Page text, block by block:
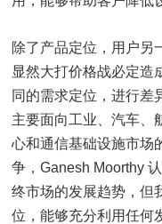
除了产品定位，用户另
显然大打价格战必定造
同的需求定位，进行差
主要面向工业、汽车、
心和通信基础设施市场
争，Ganesh Moorthy
终市场的发展趋势，但
位，能够充分利用任何